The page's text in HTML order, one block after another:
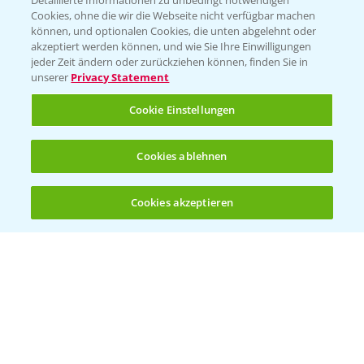
(noch 4)
Folgen Sie uns
Allgemeine Nutzungsbedingungen
Datenschutzerklärung
Cookies, ohne die wir die Webseite nicht verfügbar machen
können, und optionalen Cookies, die unten abgelehnt oder
akzeptiert werden können, und wie Sie Ihre Einwilligungen
jeder Zeit ändern oder zurückziehen können, finden Sie in
unserer Privacy Statement
Cookie Einstellungen
Cookies ablehnen
Cookies akzeptieren